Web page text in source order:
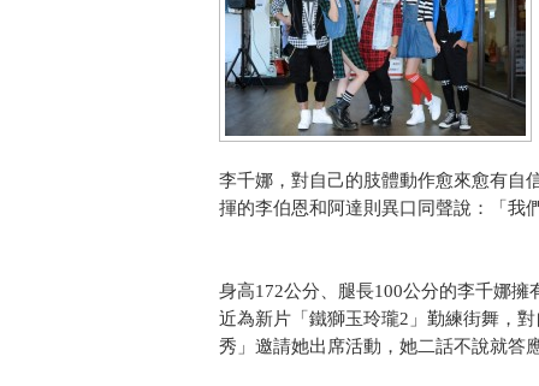
李千娜，對自己的肢體動作愈來愈有自
揮的李伯恩和阿達則異口同聲說：「我
身高172公分、腿長100公分的李千娜
近為新片「鐵獅玉玲瓏2」勤練街舞，
秀」邀請她出席活動，她二話不說就答